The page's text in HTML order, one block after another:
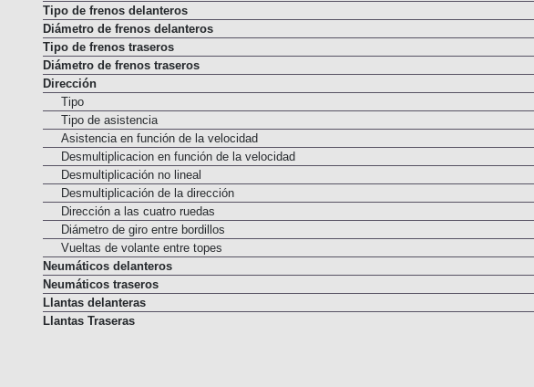
Tipo de frenos delanteros
Diámetro de frenos delanteros
Tipo de frenos traseros
Diámetro de frenos traseros
Dirección
Tipo
Tipo de asistencia
Asistencia en función de la velocidad
Desmultiplicacion en función de la velocidad
Desmultiplicación no lineal
Desmultiplicación de la dirección
Dirección a las cuatro ruedas
Diámetro de giro entre bordillos
Vueltas de volante entre topes
Neumáticos delanteros
Neumáticos traseros
Llantas delanteras
Llantas Traseras